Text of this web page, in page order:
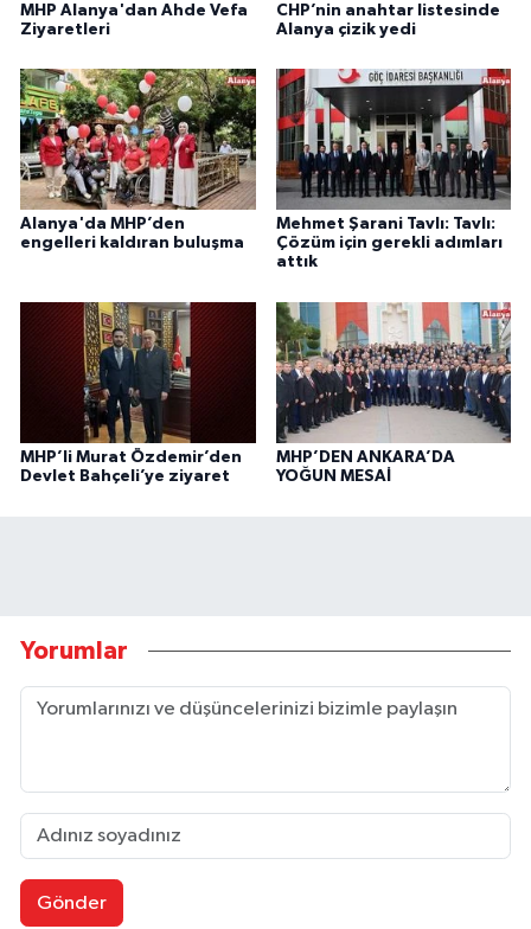
MHP Alanya'dan Ahde Vefa
Ziyaretleri
CHP’nin anahtar listesinde
Alanya çizik yedi
Alanya'da MHP’den
engelleri kaldıran buluşma
Mehmet Şarani Tavlı: Tavlı:
Çözüm için gerekli adımları
attık
MHP’li Murat Özdemir’den
Devlet Bahçeli’ye ziyaret
MHP’DEN ANKARA’DA
YOĞUN MESAİ
Yorumlar
Gönder